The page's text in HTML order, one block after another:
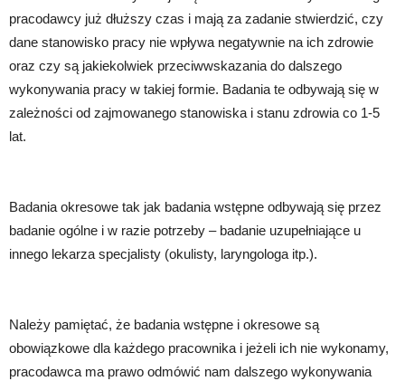
pracodawcy już dłuższy czas i mają za zadanie stwierdzić, czy
dane stanowisko pracy nie wpływa negatywnie na ich zdrowie
oraz czy są jakiekolwiek przeciwwskazania do dalszego
wykonywania pracy w takiej formie. Badania te odbywają się w
zależności od zajmowanego stanowiska i stanu zdrowia co 1-5
lat.
Badania okresowe tak jak badania wstępne odbywają się przez
badanie ogólne i w razie potrzeby – badanie uzupełniające u
innego lekarza specjalisty (okulisty, laryngologa itp.).
Należy pamiętać, że badania wstępne i okresowe są
obowiązkowe dla każdego pracownika i jeżeli ich nie wykonamy,
pracodawca ma prawo odmówić nam dalszego wykonywania